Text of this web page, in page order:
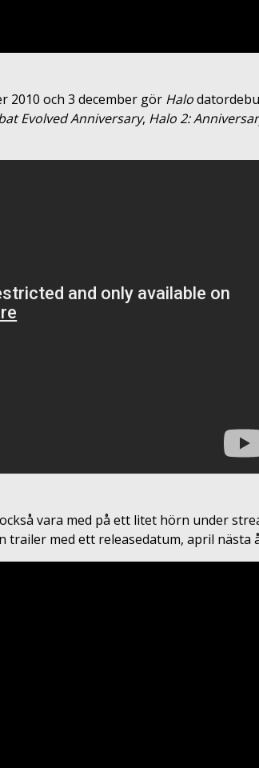
2010 och 3 december gör Halo
Evolved Anniversary, Halo 2:
vara med på ett litet hörn under
trailer med ett releasedatum, april nästa